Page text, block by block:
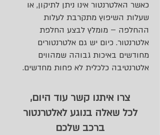
כאשר האלטרנטור אינו ניתן לתיקון, או
שעלות השיפוץ מתקרבת לעלות
ההחלפה – מומלץ לבצע החלפת
אלטרנטור. כיום יש גם אלטרנטורים
מחודשים באיכות גבוהה שמהווים
אלטרנטיבה כלכלית לא פחות מחדשים.
צרו איתנו קשר עוד היום,
לכל שאלה בנוגע לאלטרנטור
ברכב שלכם